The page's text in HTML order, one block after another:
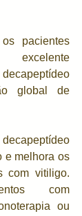
pacientes
excelente
global de
decapeptídeo
e melhora os
com vitiligo.
com
ou